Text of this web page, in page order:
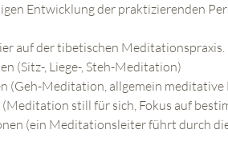
Entwicklung der praktizierenden
auf der tibetischen
(Sitz-, Liege-, Steh-Meditation)
(Geh-Meditation, allgemein meditative
still für sich, Fokus auf
(ein Meditationsleiter führt durch